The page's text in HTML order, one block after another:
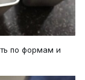
по формам и